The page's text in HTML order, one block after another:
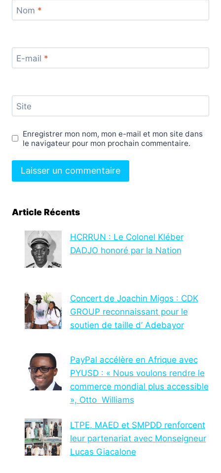
Nom *
E-mail *
Site
Enregistrer mon nom, mon e-mail et mon site dans
le navigateur pour mon prochain commentaire.
Article Récents
HCRRUN : Le Colonel Kléber
DADJO honoré par la Nation
Concert de Joachin Migos : CDK
GROUP reconnaissant pour le
soutien de taille d’ Adebayor
PayPal accélère en Afrique avec
PYUSD : « Nous voulons rendre le
commerce mondial plus accessible
», Otto Williams
LTPE, MAED et SMPDD renforcent
leur partenariat avec Monseigneur
Lucas Giacalone